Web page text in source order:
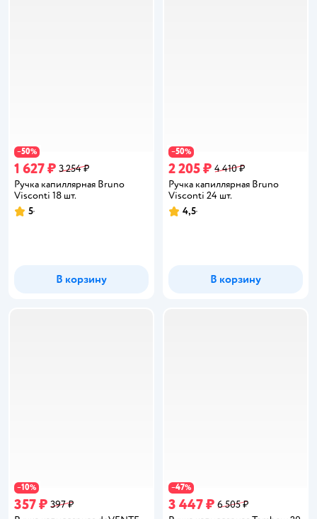
−50%
1 627 ₽ 3 254 ₽
Ручка капиллярная Bruno
Visconti 18 шт.
Рейтинг:
5
В корзину
−50%
2 205 ₽ 4 410 ₽
Ручка капиллярная Bruno
Visconti 24 шт.
Рейтинг:
4,5
В корзину
−10%
357 ₽ 397 ₽
−47%
3 447 ₽ 6 505 ₽